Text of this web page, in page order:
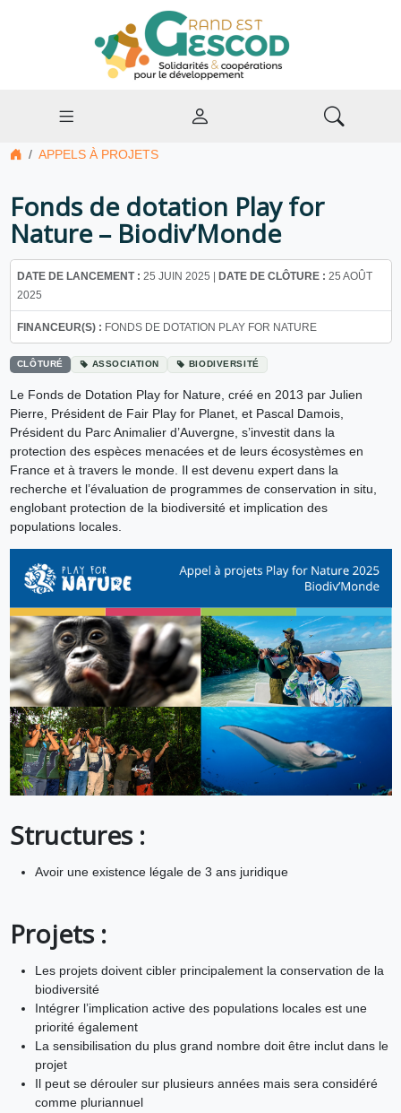
APPELS À PROJETS
Fonds de dotation Play for
Nature – Biodiv’Monde
DATE DE LANCEMENT : 25 JUIN 2025 | DATE DE CLÔTURE : 25 AOÛT
2025
FINANCEUR(S) : FONDS DE DOTATION PLAY FOR NATURE
CLÔTURÉ ASSOCIATION BIODIVERSITÉ
Le Fonds de Dotation Play for Nature, créé en 2013 par Julien
Pierre, Président de Fair Play for Planet, et Pascal Damois,
Président du Parc Animalier d’Auvergne, s’investit dans la
protection des espèces menacées et de leurs écosystèmes en
France et à travers le monde. Il est devenu expert dans la
recherche et l’évaluation de programmes de conservation in situ,
englobant protection de la biodiversité et implication des
populations locales.
Structures :
Avoir une existence légale de 3 ans juridique
Projets :
Les projets doivent cibler principalement la conservation de la
biodiversité
Intégrer l’implication active des populations locales est une
priorité également
La sensibilisation du plus grand nombre doit être inclut dans le
projet
Il peut se dérouler sur plusieurs années mais sera considéré
comme pluriannuel